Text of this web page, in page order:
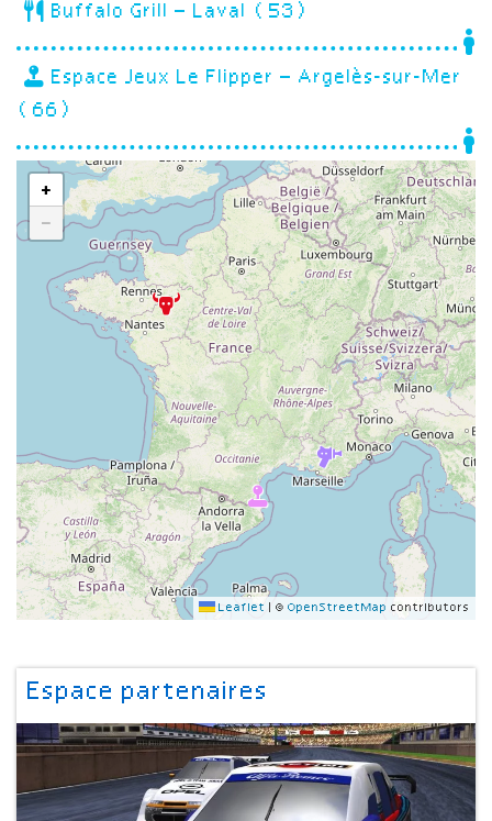
Buffalo Grill – Laval (53)
Espace Jeux Le Flipper – Argelès-sur-Mer
(66)
+
−
Leaflet © OpenStreetMap contributors
Espace partenaires